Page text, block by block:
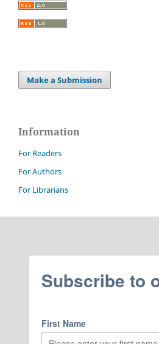
Make a Submission
Information
For Readers
For Authors
For Librarians